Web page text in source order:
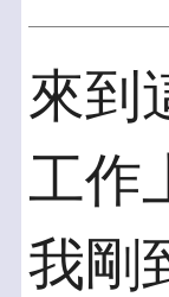
來到
工作
我剛